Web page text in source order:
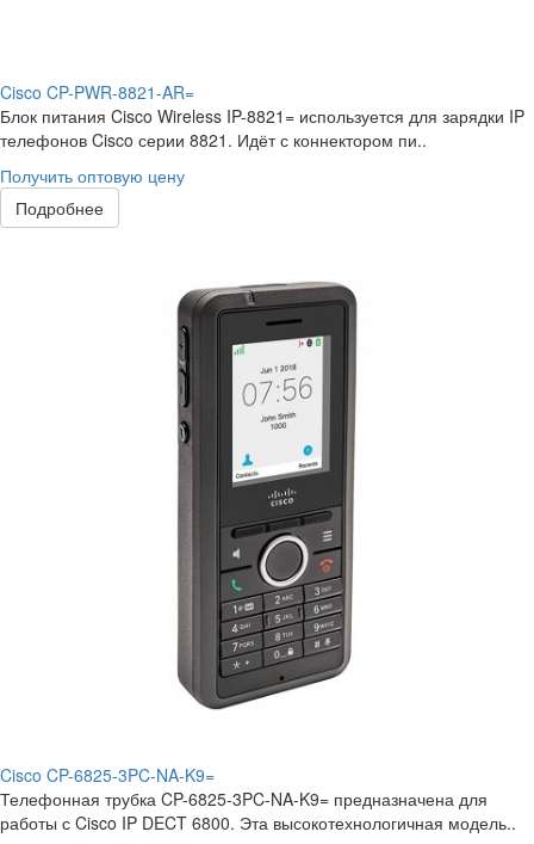
Cisco CP-PWR-8821-AR=
Блок питания Cisco Wireless IP-8821= используется для зарядки IP
телефонов Cisco серии 8821. Идёт с коннектором пи..
Получить оптовую цену
Подробнее
Cisco CP-6825-3PC-NA-K9=
Телефонная трубка CP-6825-3PC-NA-K9= предназначена для
работы с Cisco IP DECT 6800. Эта высокотехнологичная модель..